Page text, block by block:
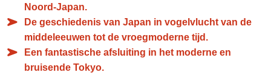
Noord-Japan.
De geschiedenis van Japan in vogelvlucht van de
middeleeuwen tot de vroegmoderne tijd.
Een fantastische afsluiting in het moderne en
bruisende Tokyo.